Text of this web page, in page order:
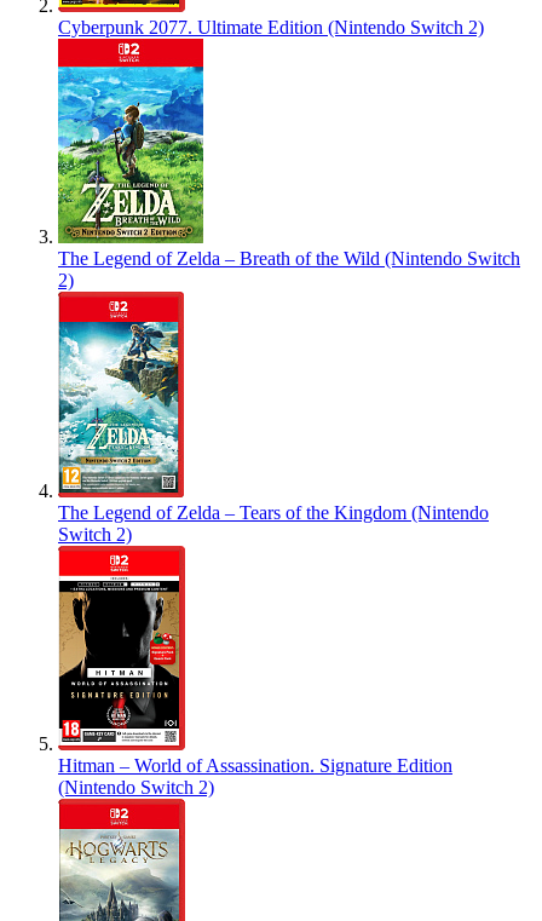
Cyberpunk 2077. Ultimate Edition (Nintendo Switch 2)
The Legend of Zelda – Breath of the Wild (Nintendo Switch
2)
The Legend of Zelda – Tears of the Kingdom (Nintendo
Switch 2)
Hitman – World of Assassination. Signature Edition
(Nintendo Switch 2)